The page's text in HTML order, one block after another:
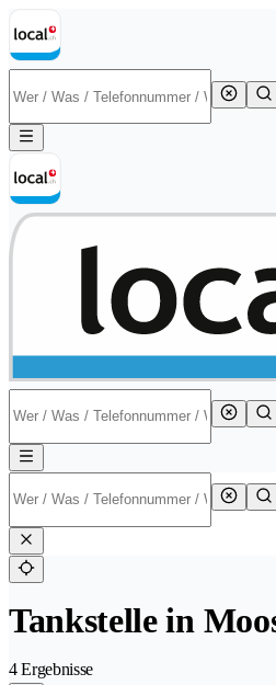
Tankstelle in
4 Ergebnisse